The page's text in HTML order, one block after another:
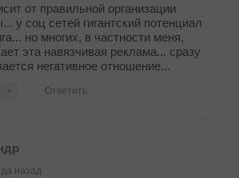
от правильной организации
у соц сетей гигантский потенциал
но многих, в частности меня,
эта навязчивая реклама... сразу
негативное отношение...
Ответить
назад